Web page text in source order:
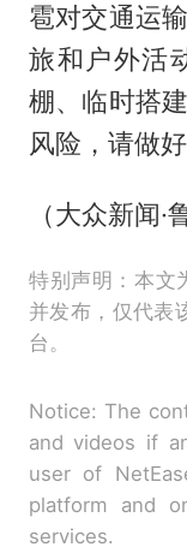
雹对交通运
旅和户外活
棚、临时搭
风险，请做好
（大众新闻·
特别声明：本文
并发布，仅代表
台。
Notice: The
and videos if
user of
platform and
services.